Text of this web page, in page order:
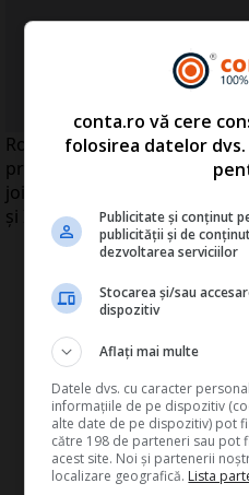
...vezi
România va fi un şantier în
privind dezvoltarea
joi, într-o conferinţă de
şi Infrastructurii, Anca
conta.ro vă cere
folosirea datelor
Publicitate și conținut
publicității și de
dezvoltarea serviciilor
Stocarea și/sau
dispozitiv
Aflați mai multe
Datele dvs. cu caracter
informațiile de pe dispozitiv
alte date de pe dispozitiv) pot
către 198 de parteneri sau pot
acest site. Noi și partenerii
localizare geografică. Lista